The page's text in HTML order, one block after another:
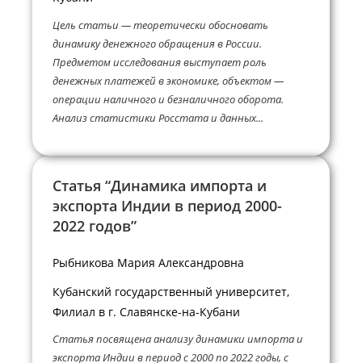
Цель статьи — теоретически обосновать
динамику денежного обращения в России.
Предметом исследования выступает роль
денежных платежей в экономике, объектом —
операции наличного и безналичного оборота.
Анализ статистики Росстата и данных...
Статья “Динамика импорта и
экспорта Индии в период 2000-
2022 годов”
Рыбникова Мария Александровна
Кубанский государственный университет,
Филиал в г. Славянске-на-Кубани
Статья посвящена анализу динамики импорта и
экспорта Индии в период с 2000 по 2022 годы, с